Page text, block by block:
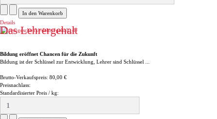
Details
Das Lehrergehalt
Bildung eröffnet Chancen für die Zukunft
Bildung ist der Schlüssel zur Entwicklung, Lehrer sind Schlüssel ...
Brutto-Verkaufspreis: 80,00 €
Preisnachlass:
Standardisierter Preis / kg: